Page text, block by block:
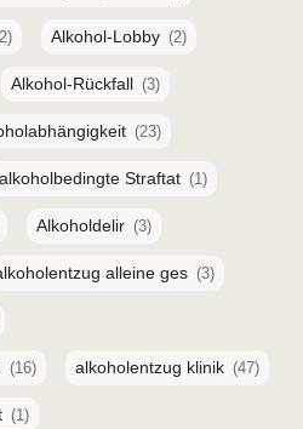
Alkohol-Lobby (2)
Alkohol-Rückfall (3)
(23)
alkoholbedingte Straftat (1)
Alkoholdelir (3)
alleine ges (3)
(16) alkoholentzug klinik (47)
(1)